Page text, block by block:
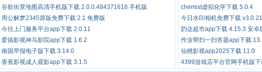
谷歌街景地图高清手机版下载 2.0.0.484371618 手机版
周公解梦2345原版免费下载 2.1 免费版
今往上门服务平台app下载 2.0.11
爱搞影视神马影院app下载 1.6.2
南国早报电子版下载 3.14.0
香蕉影视成人观影app下载 3.1.5
chemist虚拟化学下载 5.0.4
今日水印相机免费下载
韵达超市app下载 4.15.3 安卓
作业帮扫一扫答题app下载
仙桃影视app2025下载 11.0
4399游戏店平台官网手机版